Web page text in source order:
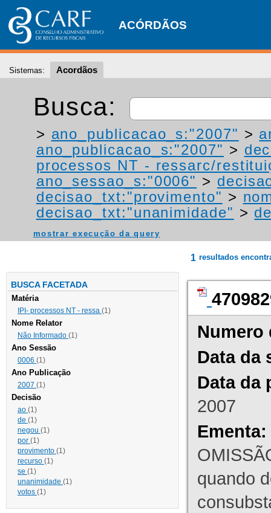
ACÓRDÃOS
Sistemas: Acordãos
Busca:
> ano_publicacao_s:"2007" >
ano_publicacao_s:"2007" >
processos NT - ressarc/
ano_sessao_s:"0006" >
decisao_txt:"provimento" >
decisao_txt:"unanimidade" >
mostrar execução da query
BUSCA FACETADA
Matéria
IPI- processos NT - ressa (1)
Nome Relator
Não Informado (1)
Ano Sessão
0006 (1)
Ano Publicação
2007 (1)
Decisão
ao (1)
de (1)
negou (1)
por (1)
provimento (1)
recurso (1)
se (1)
unanimidade (1)
votos (1)
1 resultados
Numero
Data da
Data da
2007
Ementa:
quando